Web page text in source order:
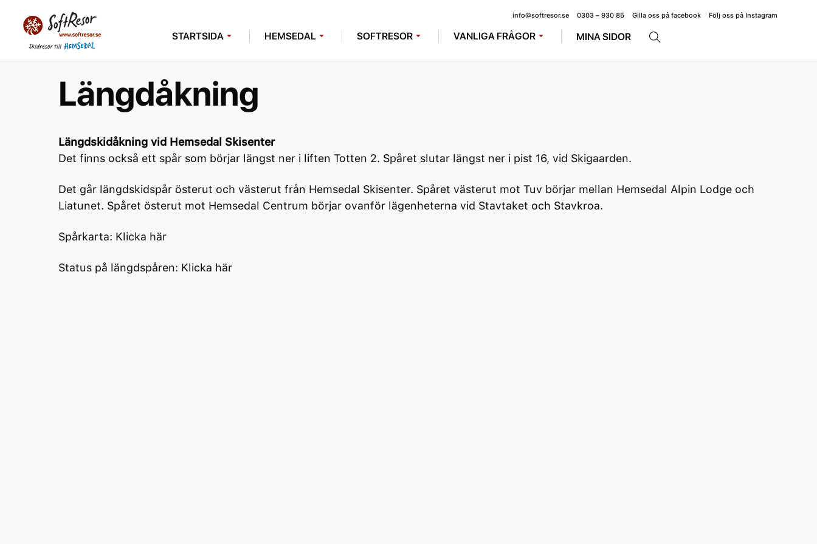
info@softresor.se 0303 – 930 85 Gilla oss på facebook Följ oss på Instagram
STARTSIDA HEMSEDAL SOFTRESOR VANLIGA FRÅGOR MINA SIDOR
Längdåkning
Längdskidåkning vid Hemsedal Skisenter
Det finns också ett spår som börjar längst ner i liften Totten 2. Spåret slutar längst ner i pist 16, vid Skigaarden.
Det går längdskidspår österut och västerut från Hemsedal Skisenter. Spåret västerut mot Tuv börjar mellan Hemsedal Alpin Lodge och
Liatunet. Spåret österut mot Hemsedal Centrum börjar ovanför lägenheterna vid Stavtaket och Stavkroa.
Spårkarta: Klicka här
Status på längdspåren: Klicka här